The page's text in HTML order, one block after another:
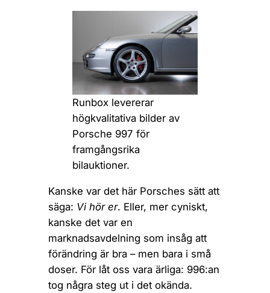
Runbox levererar
högkvalitativa bilder av
Porsche 997 för
framgångsrika
bilauktioner.
Kanske var det här Porsches sätt att
säga: Vi hör er. Eller, mer cyniskt,
kanske det var en
marknadsavdelning som insåg att
förändring är bra – men bara i små
doser. För låt oss vara ärliga: 996:an
tog några steg ut i det okända.